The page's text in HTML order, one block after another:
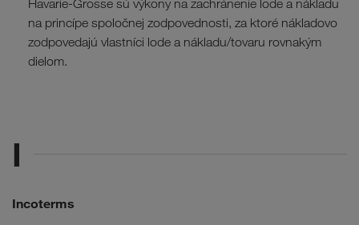
Havarie-Grosse sú výkony na zachránenie lode a nákladu
na princípe spoločnej zodpovednosti, za ktoré nákladovo
zodpovedajú vlastníci lode a nákladu/tovaru rovnakým
dielom.
I
Incoterms